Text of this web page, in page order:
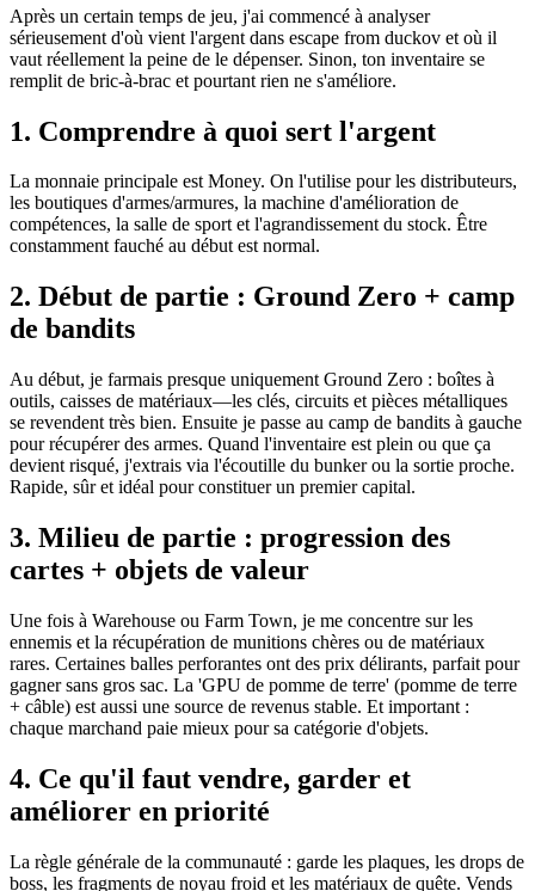
Après un certain temps de jeu, j'ai commencé à analyser
sérieusement d'où vient l'argent dans escape from duckov et où il
vaut réellement la peine de le dépenser. Sinon, ton inventaire se
remplit de bric-à-brac et pourtant rien ne s'améliore.
1. Comprendre à quoi sert l'argent
La monnaie principale est Money. On l'utilise pour les distributeurs,
les boutiques d'armes/armures, la machine d'amélioration de
compétences, la salle de sport et l'agrandissement du stock. Être
constamment fauché au début est normal.
2. Début de partie : Ground Zero + camp
de bandits
Au début, je farmais presque uniquement Ground Zero : boîtes à
outils, caisses de matériaux—les clés, circuits et pièces métalliques
se revendent très bien. Ensuite je passe au camp de bandits à gauche
pour récupérer des armes. Quand l'inventaire est plein ou que ça
devient risqué, j'extrais via l'écoutille du bunker ou la sortie proche.
Rapide, sûr et idéal pour constituer un premier capital.
3. Milieu de partie : progression des
cartes + objets de valeur
Une fois à Warehouse ou Farm Town, je me concentre sur les
ennemis et la récupération de munitions chères ou de matériaux
rares. Certaines balles perforantes ont des prix délirants, parfait pour
gagner sans gros sac. La 'GPU de pomme de terre' (pomme de terre
+ câble) est aussi une source de revenus stable. Et important :
chaque marchand paie mieux pour sa catégorie d'objets.
4. Ce qu'il faut vendre, garder et
améliorer en priorité
La règle générale de la communauté : garde les plaques, les drops de
boss, les fragments de noyau froid et les matériaux de quête. Vends